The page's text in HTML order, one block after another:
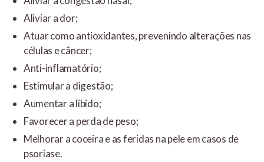
Aliviar a dor;
Atuar como antioxidantes, prevenindo alterações nas
células e câncer;
Anti-inflamatório;
Estimular a digestão;
Aumentar a libido;
Favorecer a perda de peso;
Melhorar a coceira e as feridas na pele em casos de
psoríase.